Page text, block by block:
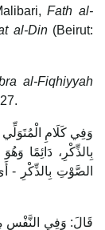
Fath al-
al-Din(Beirut:
al-Fiqhiyyah
وَفِي كَلَامِ
بِالذِّكْرِ، دَائِمًا
الصَّوْتِ بِالذِّكْرِ -
قَالَ: وَفِي النَّفْسِ